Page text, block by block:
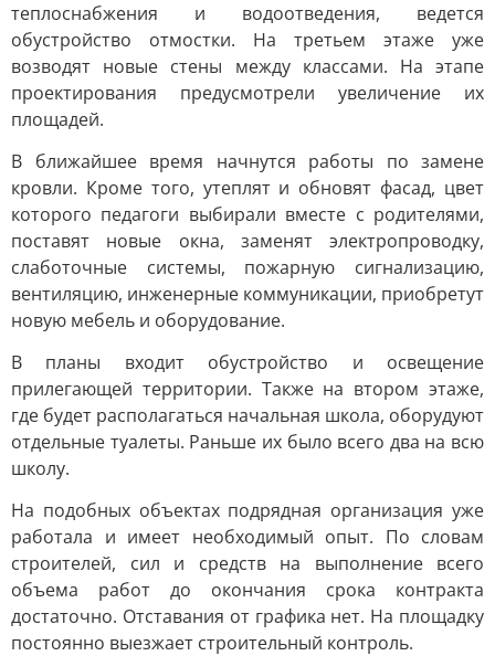
теплоснабжения и водоотведения, ведется
обустройство отмостки. На третьем этаже уже
возводят новые стены между классами. На этапе
проектирования предусмотрели увеличение их
площадей.
В ближайшее время начнутся работы по замене
кровли. Кроме того, утеплят и обновят фасад, цвет
которого педагоги выбирали вместе с родителями,
поставят новые окна, заменят электропроводку,
слаботочные системы, пожарную сигнализацию,
вентиляцию, инженерные коммуникации, приобретут
новую мебель и оборудование.
В планы входит обустройство и освещение
прилегающей территории. Также на втором этаже,
где будет располагаться начальная школа, оборудуют
отдельные туалеты. Раньше их было всего два на всю
школу.
На подобных объектах подрядная организация уже
работала и имеет необходимый опыт. По словам
строителей, сил и средств на выполнение всего
объема работ до окончания срока контракта
достаточно. Отставания от графика нет. На площадку
постоянно выезжает строительный контроль.